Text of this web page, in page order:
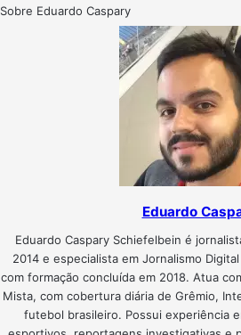
Sobre Eduardo Caspary
Eduardo
Eduardo Caspary Schiefelbein é
2014 e especialista em Jornalismo
com formação concluída em 2018. Atua
Mista, com cobertura diária de Grêmio,
futebol brasileiro. Possui experiência